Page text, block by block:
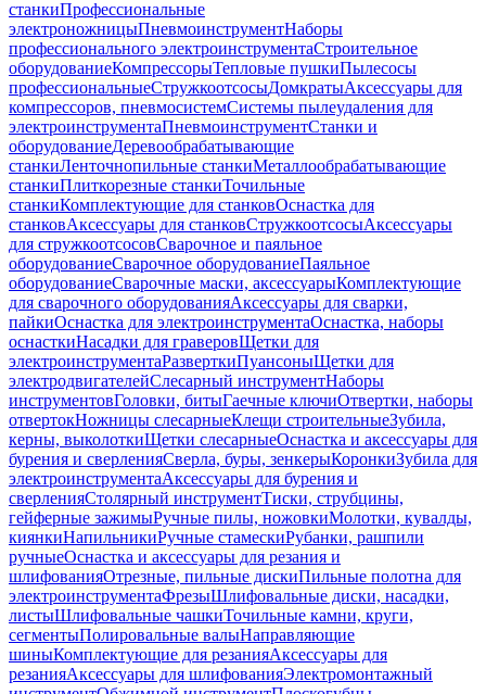
станкиПрофессиональные
электроножницыПневмоинструментНаборы
профессионального электроинструментаСтроительное
оборудованиеКомпрессорыТепловые пушкиПылесосы
профессиональныеСтружкоотсосыДомкратыАксессуары для
компрессоров, пневмосистемСистемы пылеудаления для
электроинструментаПневмоинструментСтанки и
оборудованиеДеревообрабатывающие
станкиЛенточнопильные станкиМеталлообрабатывающие
станкиПлиткорезные станкиТочильные
станкиКомплектующие для станковОснастка для
станковАксессуары для станковСтружкоотсосыАксессуары
для стружкоотсосовСварочное и паяльное
оборудованиеСварочное оборудованиеПаяльное
оборудованиеСварочные маски, аксессуарыКомплектующие
для сварочного оборудованияАксессуары для сварки,
пайкиОснастка для электроинструментаОснастка, наборы
оснасткиНасадки для граверовЩетки для
электроинструментаРазверткиПуансоныЩетки для
электродвигателейСлесарный инструментНаборы
инструментовГоловки, битыГаечные ключиОтвертки, наборы
отвертокНожницы слесарныеКлещи строительныеЗубила,
керны, выколоткиЩетки слесарныеОснастка и аксессуары для
бурения и сверленияСверла, буры, зенкерыКоронкиЗубила для
электроинструментаАксессуары для бурения и
сверленияСтолярный инструментТиски, струбцины,
гейферные зажимыРучные пилы, ножовкиМолотки, кувалды,
киянкиНапильникиРучные стамескиРубанки, рашпили
ручныеОснастка и аксессуары для резания и
шлифованияОтрезные, пильные дискиПильные полотна для
электроинструментаФрезыШлифовальные диски, насадки,
листыШлифовальные чашкиТочильные камни, круги,
сегментыПолировальные валыНаправляющие
шиныКомплектующие для резанияАксессуары для
резанияАксессуары для шлифованияЭлектромонтажный